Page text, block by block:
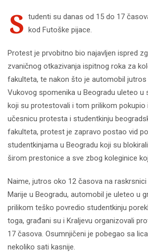
S tudenti su danas od 15 do 17
kod Futoške pijace.
Protest je prvobitno bio najavljen ispred
zvaničnog otkazivanja ispitnog roka za
fakulteta, te nakon što je automobil jutros
Vukovog spomenika u Beogradu uleteo u
koji su protestovali i tom prilikom pokupio
učesnicu protesta i studentkinju
fakulteta, protest je zapravo postao vid
studentkinjama u Beogradu koji su
širom prestonice a sve zbog koleginice
Naime, jutros oko 12 časova na raskrsnici
Marije u Beogradu, automobil je uleteo u
prilikom teško povredio studentkinju
toga, građani su i Kraljevu organizovali
17 časova. Osumnjičeni je pobegao sa
nekoliko sati kasnije.